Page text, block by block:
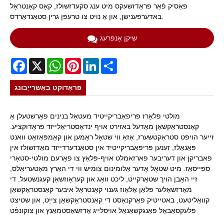
פּאַסיק פֿאַר פּראַדזשעקס מיט ענג סקעדזשולז, קאָס קאָנטראָל
שיקן אָנפרעג
Facebook
X WhatsAppPinterestLinkedIn
פּראָדוקט באַשרייַבונג
מולטי פלאָרז פּריפאַבריקייטיד מעטאַל בנינים פאָרשטעלן אַ
קאַנסטראַקשאַן מאָדעל באזירט אויף ינדאַסטריאַלייזד פּראָדוקציע.
זייער הויפּט סטראַקטשערז, אַזאַ ווי שטאָל ראָמען און קאַמפּאַזאַט וואנט
פּאַנאַלז, זענען פּריפאַבריקייטיד אין סטאַנדערדייזד מאַדזשולז אין
פאבריקן און דעריבער פארזאמלט אויף-פּלאַץ צו פאָרעם מולטי-סטאָרי
ספּייסאַז. מיט שטאָל אָדער אַלומינום צומיש ווי די האַרץ מאַטעריאַלס,
זיי האָבן הויך שטאַרקייט, ליכט וואָג און קעראָוזשאַן קעגנשטעל. די
מאַדזשאַלער פּלאַן אַלאַוז גענוי קאָנטראָל איבער קאַנסטראַקשאַן
קוואַליטעט, באטייטיק פאַרקנאַסט די קאַנסטראַקשאַן צייַט, און שטיצט
פלעקסאַבאַל פאַנגקשאַנאַל אויסלייג אַדזשאַסטמאַנץ און צוקונפֿט